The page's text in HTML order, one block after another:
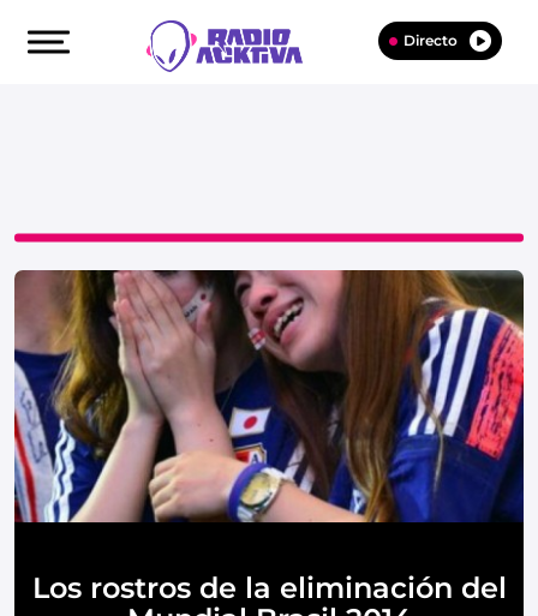
Directo
Los rostros de la eliminación del